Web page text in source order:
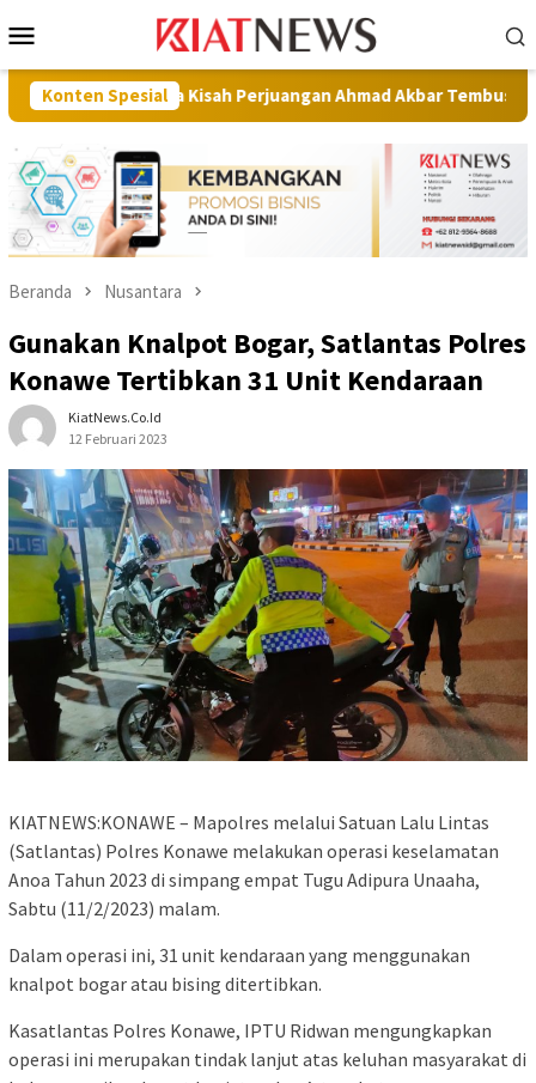
ke
Mobile
Konten Spesial
Kisah Perjuangan Ahmad Akbar Tembus Keterbatasan
Beranda Nusantara
Gunakan Knalpot Bogar, Satlantas Polres
Konawe Tertibkan 31 Unit Kendaraan
KiatNews.co.id
12 Februari 2023
KIATNEWS:KONAWE – Mapolres melalui Satuan Lalu Lintas
(Satlantas) Polres Konawe melakukan operasi keselamatan
Anoa Tahun 2023 di simpang empat Tugu Adipura Unaaha,
Sabtu (11/2/2023) malam.
Dalam operasi ini, 31 unit kendaraan yang menggunakan
knalpot bogar atau bising ditertibkan.
Kasatlantas Polres Konawe, IPTU Ridwan mengungkapkan
operasi ini merupakan tindak lanjut atas keluhan masyarakat di